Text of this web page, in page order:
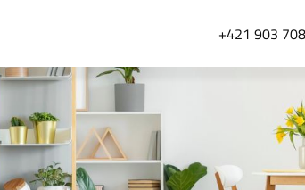
+421 903